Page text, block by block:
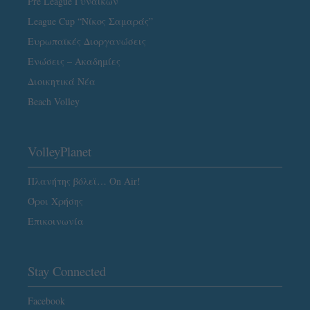
League Cup “Νίκος Σαμαράς”
Ευρωπαϊκές Διοργανώσεις
Ενώσεις – Ακαδημίες
Διοικητικά Νέα
Beach Volley
VolleyPlanet
Πλανήτης βόλεϊ… On Air!
Όροι Χρήσης
Επικοινωνία
Stay Connected
Facebook